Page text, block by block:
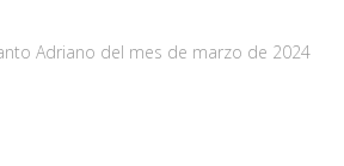
Adriano del mes de marzo de 2024